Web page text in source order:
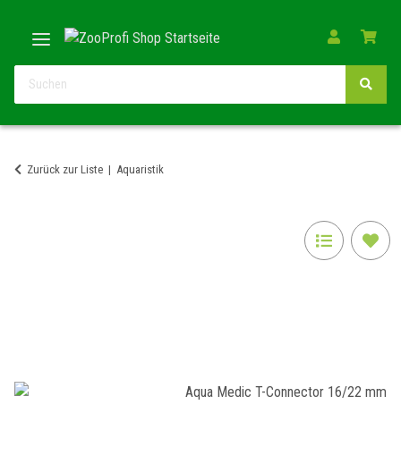
Zurück zur Liste Aquaristik